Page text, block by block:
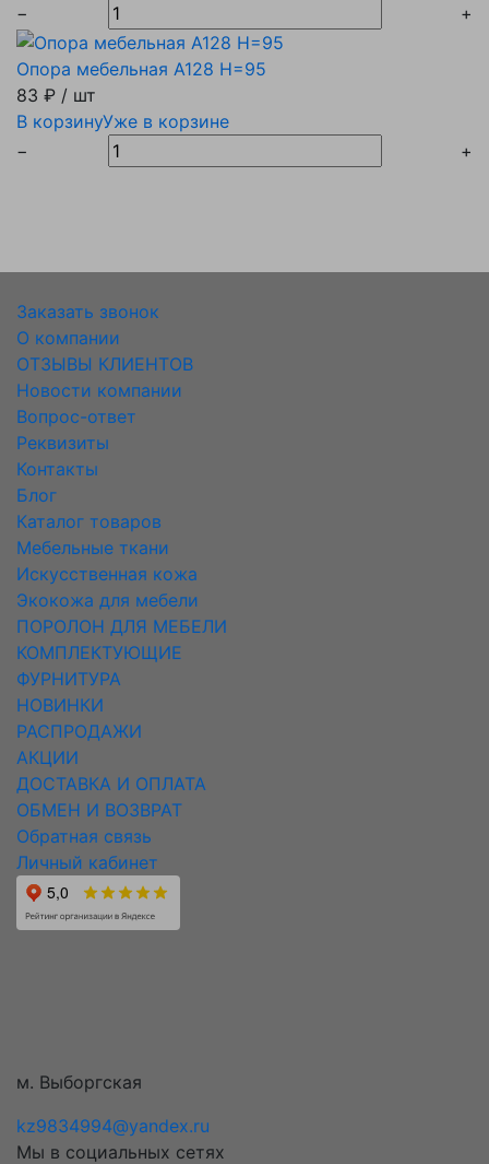
−
+
Опора мебельная A128 H=95
83 ₽ / шт
В корзинуУже в корзине
−
+
Заказать звонок
О компании
ОТЗЫВЫ КЛИЕНТОВ
Новости компании
Вопрос-ответ
Реквизиты
Контакты
Блог
Каталог товаров
Мебельные ткани
Искусcтвенная кожа
Экокожа для мебели
ПОРОЛОН ДЛЯ МЕБЕЛИ
КОМПЛЕКТУЮЩИЕ
ФУРНИТУРА
НОВИНКИ
РАСПРОДАЖИ
АКЦИИ
ДОСТАВКА И ОПЛАТА
ОБМЕН И ВОЗВРАТ
Обратная связь
Личный кабинет
м. Выборгская
kz9834994@yandex.ru
Мы в социальных сетях